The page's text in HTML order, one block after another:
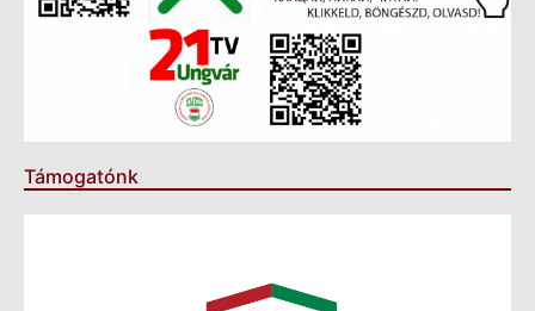
Támogatónk